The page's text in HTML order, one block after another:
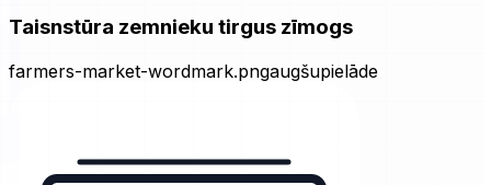
Taisnstūra zemnieku tirgus zīmogs
farmers-market-wordmark.pngaugšupielāde